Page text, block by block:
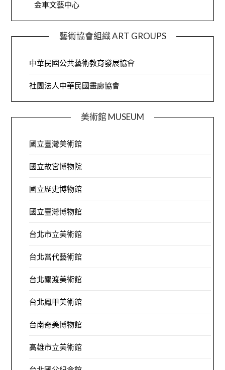
金車文藝中心
藝術協會組織 ART GROUPS
中華民國公共藝術教育發展協會
社團法人中華民國畫廊協會
美術館 MUSEUM
國立臺灣美術館
國立故宮博物院
國立歷史博物館
國立臺灣博物館
台北市立美術館
台北當代藝術館
台北關渡美術館
台北鳳甲美術館
台南奇美博物館
高雄市立美術館